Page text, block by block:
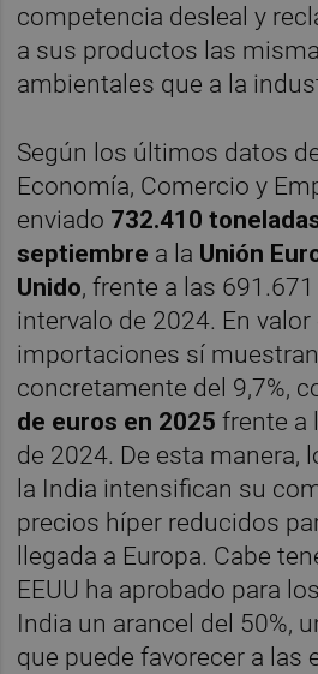
competencia desleal y
a sus productos las
ambientales que a la
Según los últimos datos
Economía, Comercio y
enviado 732.410
septiembre a la Unión
Unido, frente a las
intervalo de 2024. En
importaciones sí
concretamente del 9,7%,
de euros en 2025 frente a
de 2024. De esta manera,
la India intensifican su
precios híper reducidos
llegada a Europa. Cabe
EEUU ha aprobado para
India un arancel del 50%,
que puede favorecer a las